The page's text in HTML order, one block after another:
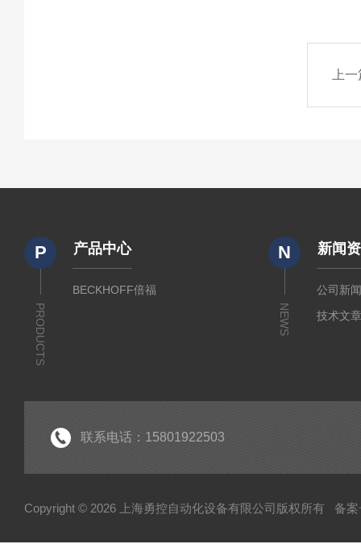
上
P
PRODUCTS
产品中心
BECKHOFF倍福
N
NEWS
新闻
公司新
技术文
联系电话：15801922503
Copyright © 2026 上海勇控自动化设备有限公司版权所有 备案